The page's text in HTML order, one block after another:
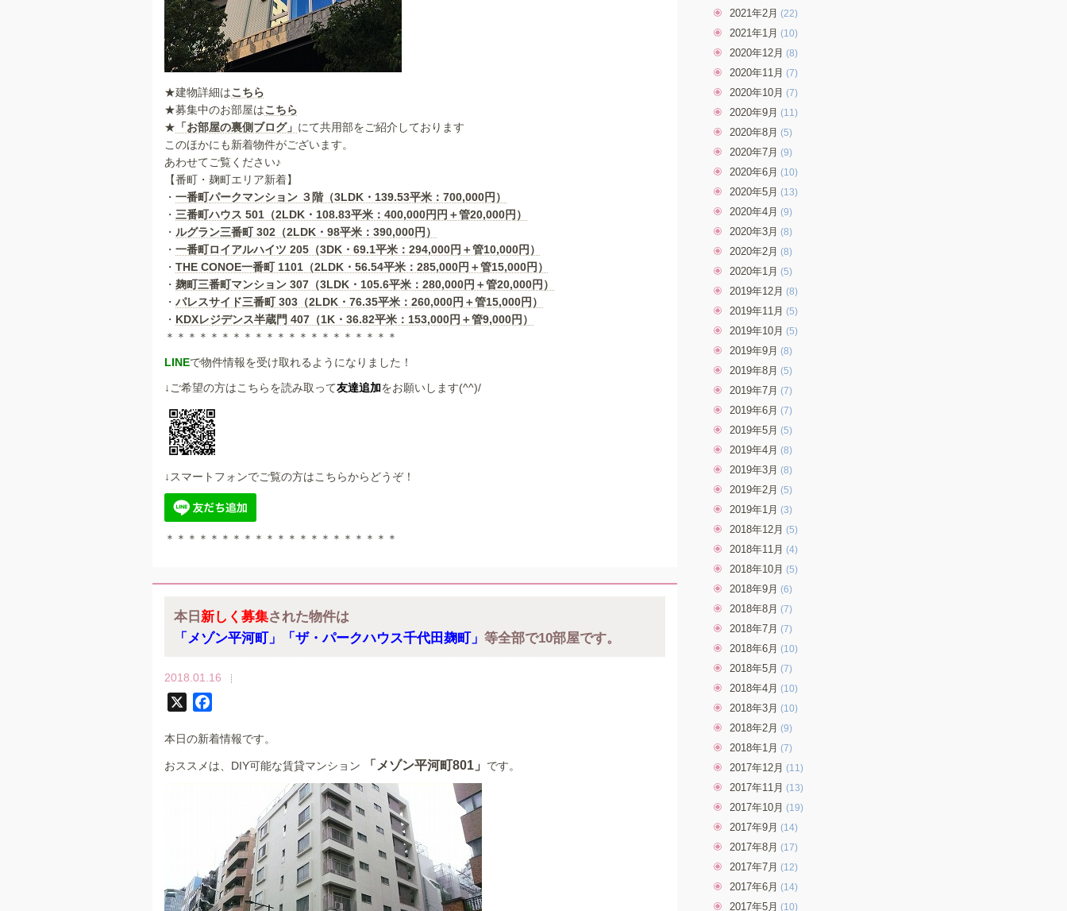
★建物詳細はこちら
★募集中のお部屋はこちら
★ 「お部屋の裏側ブログ」 にて共用部をご紹介しております
このほかにも新着物件がございます。
あわせてご覧ください♪
【番町・麹町エリア新着】
・ 一番町パークマンション ３階（3LDK・139.53平米：700,000円）
・ 三番町ハウス 501（2LDK・108.83平米：400,000円円＋管20,000円）
・ ルグラン三番町 302（2LDK・98平米：390,000円）
・ 一番町ロイアルハイツ 205（3DK・69.1平米：294,000円＋管10,000円）
・ THE CONOE一番町 1101（2LDK・56.54平米：285,000円＋管15,000円）
・ 麹町三番町マンション 307（3LDK・105.6平米：280,000円＋管20,000円）
・ パレスサイド三番町 303（2LDK・76.35平米：260,000円＋管15,000円）
・ KDXレジデンス半蔵門 407（1K・36.82平米：153,000円＋管9,000円）
＊＊＊＊＊＊＊＊＊＊＊＊＊＊＊＊＊＊＊＊＊
LINEで物件情報を受け取れるようになりました！
↓ご希望の方はこちらを読み取って友達追加をお願いします(^^)/
↓スマートフォンでご覧の方はこちらからどうぞ！
＊＊＊＊＊＊＊＊＊＊＊＊＊＊＊＊＊＊＊＊＊
本日新しく募集された物件は
「メゾン平河町」「ザ・パークハウス千代田麹町」等全部で10部屋です。
2018.01.16
c
e
本日の新着情報です。
おススメは、DIY可能な賃貸マンション 「メゾン平河町801」 です。
2021年2月 (22)
2021年1月 (10)
2020年12月 (8)
2020年11月 (7)
2020年10月 (7)
2020年9月 (11)
2020年8月 (5)
2020年7月 (9)
2020年6月 (10)
2020年5月 (13)
2020年4月 (9)
2020年3月 (8)
2020年2月 (8)
2020年1月 (5)
2019年12月 (8)
2019年11月 (5)
2019年10月 (5)
2019年9月 (8)
2019年8月 (5)
2019年7月 (7)
2019年6月 (7)
2019年5月 (5)
2019年4月 (8)
2019年3月 (8)
2019年2月 (5)
2019年1月 (3)
2018年12月 (5)
2018年11月 (4)
2018年10月 (5)
2018年9月 (6)
2018年8月 (7)
2018年7月 (7)
2018年6月 (10)
2018年5月 (7)
2018年4月 (10)
2018年3月 (10)
2018年2月 (9)
2018年1月 (7)
2017年12月 (11)
2017年11月 (13)
2017年10月 (19)
2017年9月 (14)
2017年8月 (17)
2017年7月 (12)
2017年6月 (14)
2017年5月 (10)